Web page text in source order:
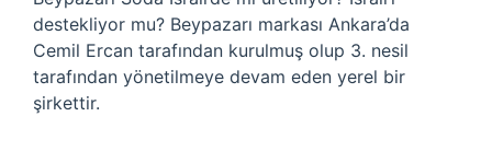
destekliyor mu? Beypazarı markası Ankara’da
Cemil Ercan tarafından kurulmuş olup 3. nesil
tarafından yönetilmeye devam eden yerel bir
şirkettir.